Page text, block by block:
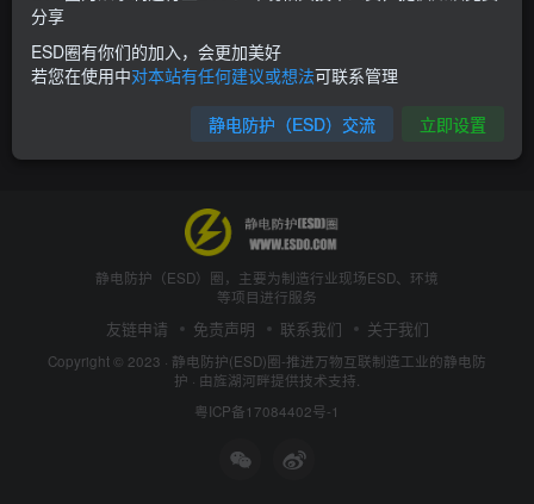
静电防护（ESD）圈，主要为制造行业现场ESD、环境
等项目进行服务
友链申请 免责声明 联系我们 关于我们
Copyright © 2023 · 静电防护(ESD)圈-推进万物互联制造工业的静电防
护 · 由旌湖河畔提供技术支持.
粤ICP备17084402号-1
分享
ESD圈有你们的加入，会更加美好
若您在使用中对本站有任何建议或想法可联系管理
静电防护（ESD）交流 立即设置